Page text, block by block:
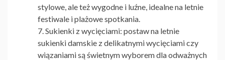
stylowe, ale też wygodne i luźne, idealne na letnie
festiwale i plażowe spotkania.
Sukienki z wycięciami: postaw na letnie
sukienki damskie z delikatnymi wycięciami czy
wiązaniami są świetnym wyborem dla odważnych